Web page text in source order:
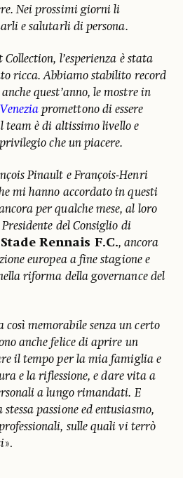
Nei prossimi giorni li
e salutarli di persona.
l’esperienza è stata
ricca. Abbiamo stabilito record
quest’anno, le mostre in
Veneziapromettono di essere
team è di altissimo livello e
che un piacere.
Pinault e François-Henri
mi hanno accordato in questi
per qualche mese, al loro
del Consiglio di
Stade Rennais F.C., ancora
europea a fine stagione e
riforma della governance del
memorabile senza un certo
anche felice di aprire un
il tempo per la mia famiglia e
e la riflessione, e dare vita a
a lungo rimandati. E
passione ed entusiasmo,
sulle quali vi terrò
».